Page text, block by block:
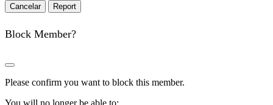
Report
Block Member?
Please confirm you want to block this member.